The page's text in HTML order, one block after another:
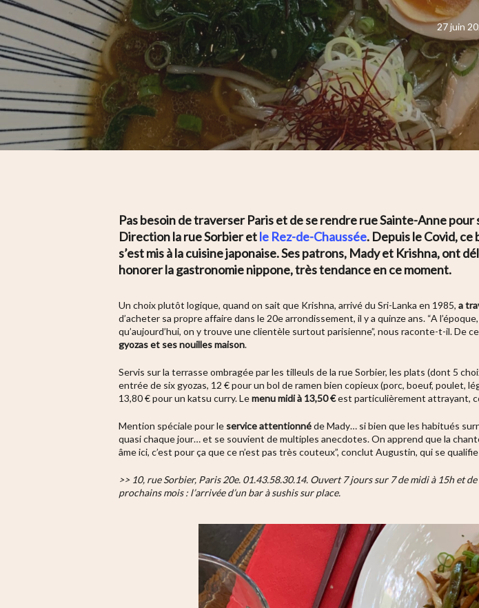
Hit enter to search or ESC to close
27 juin
Pas besoin de traverser Paris et de se rendre rue Sainte-Anne pour
Direction la rue Sorbier etle Rez-de-Chaussée. Depuis le Covid,
s’est mis à la cuisine japonaise. Ses patrons, Mady et Krishna, ont
honorer la gastronomie nippone, très tendance en ce moment.
Un choix plutôt logique, quand on sait que Krishna, arrivé du Sri-Lanka en 1985, a
d’acheter sa propre affaire dans le 20e arrondissement, il y a quinze ans. “A
qu’aujourd’hui, on y trouve une clientèle surtout parisienne”, nous raconte-t-il. De
gyozas et ses nouilles maison.
Servis sur la terrasse ombragée par les tilleuls de la rue Sorbier, les plats (dont 5
entrée de six gyozas, 12 € pour un bol de ramen bien copieux (porc, boeuf, poulet,
13,80 € pour un katsu curry. Lemenu midi à 13,50 €est particulièrement attrayant,
Mention spéciale pour le service attentionnéde Mady… si bien que les habitués
quasi chaque jour… et se souvient de multiples anecdotes. On apprend que la
âme ici, c’est pour ça que ce n’est pas très couteux”, conclut Augustin, qui se
>> 10, rue Sorbier, Paris 20e. 01.43.58.30.14. Ouvert 7 jours sur 7 de midi à 15h et
prochains mois : l’arrivée d’un bar à sushis sur place.